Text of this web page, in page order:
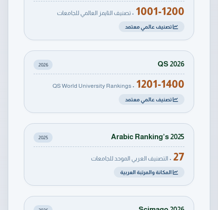
1001-1200 • تصنيف التايمز العالمي للجامعات
تصنيف عالمي معتمد
QS 2026
2026
1201-1400
• QS World University Rankings
تصنيف عالمي معتمد
Arabic Ranking’s 2025
2025
27 • التصنيف العربي الموحد للجامعات
المكانة والمرتبة العربية